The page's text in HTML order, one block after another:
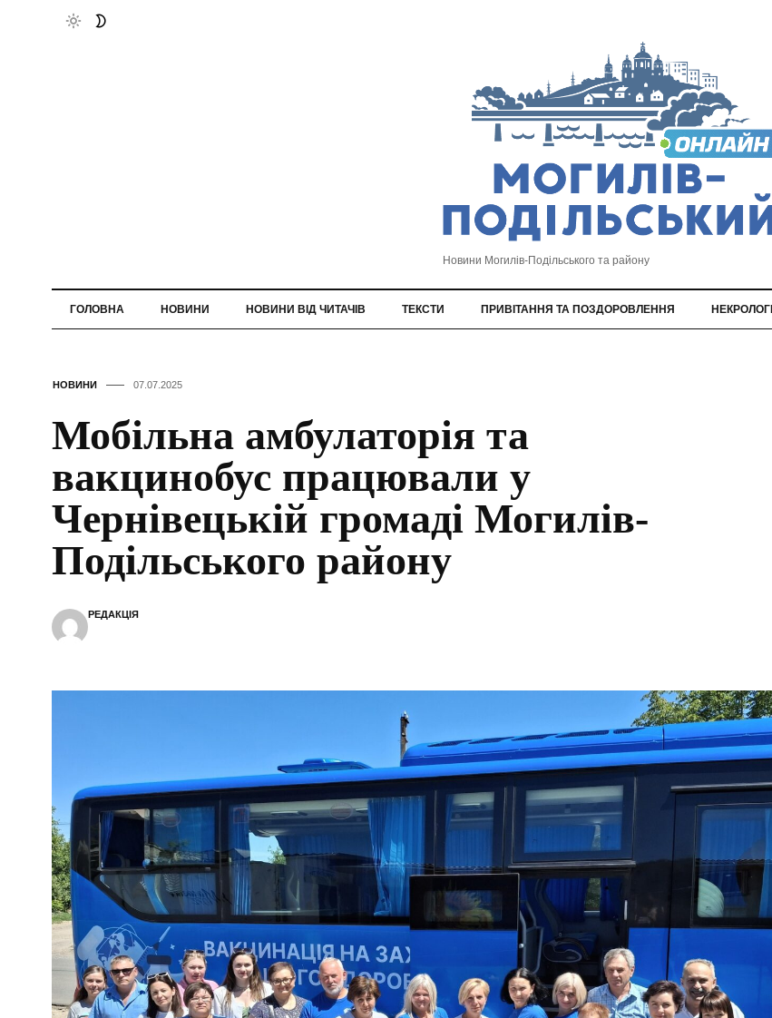
Новини Могилів-Подільського та району
ГОЛОВНА НОВИНИ НОВИНИ ВІД ЧИТАЧІВ ТЕКСТИ ПРИВІТАННЯ ТА ПОЗДОРОВЛЕННЯ
НОВИНИ 07.07.2025
Мобільна амбулаторія та
вакцинобус працювали у
Чернівецькій громаді Могилів-
Подільського району
РЕДАКЦІЯ